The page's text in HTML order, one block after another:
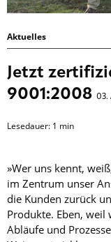
Aktuelles
Jetzt
9001:2008 03.
Lesedauer: 1 min
»Wer uns kennt,
im Zentrum ­unser
die Kunden zurück
Produkte. Eben,
Abläufe und